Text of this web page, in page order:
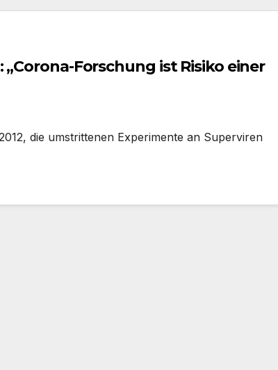
„Corona-Forschung ist Risiko einer
die umstrittenen Experimente an Superviren